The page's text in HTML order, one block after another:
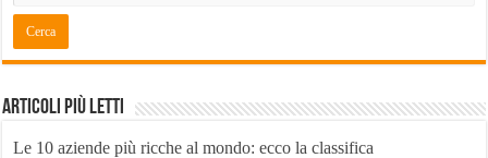
Articoli Più Letti
Le 10 aziende più ricche al mondo: ecco la classifica